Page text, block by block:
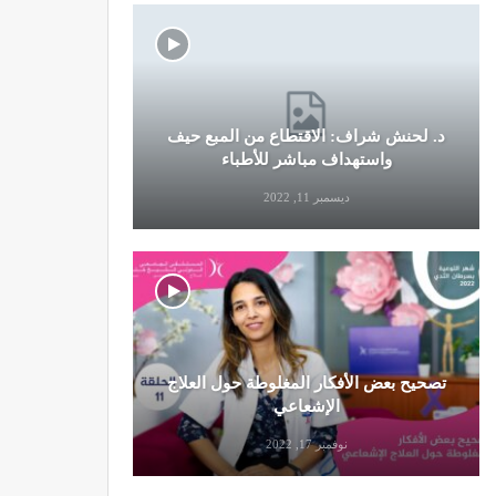
د. لحنش شراف: الاقتطاع من المبع حيف
واستهداف مباشر للأطباء
ديسمبر 11, 2022
تصحيح بعض الأفكار المغلوطة حول العلاج
الإشعاعي
نوفمبر 17, 2022